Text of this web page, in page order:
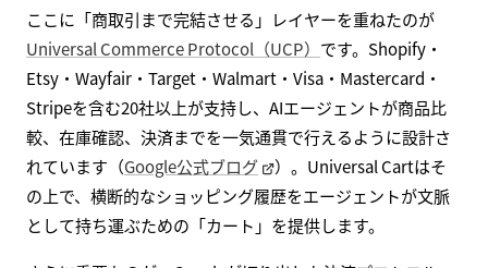
ここに「商取引まで完結させる」レイヤーを重ねたのが
Universal Commerce Protocol（UCP） です。Shopify・
Etsy・Wayfair・Target・Walmart・Visa・Mastercard・
Stripeを含む20社以上が支持し、AIエージェントが商品比
較、在庫確認、決済までを一気通貫で行えるように設計さ
れています（Google公式ブログ
）。Universal Cartはそ
の上で、横断的なショッピング履歴をエージェントが文脈
として持ち運ぶための「カート」を提供します。